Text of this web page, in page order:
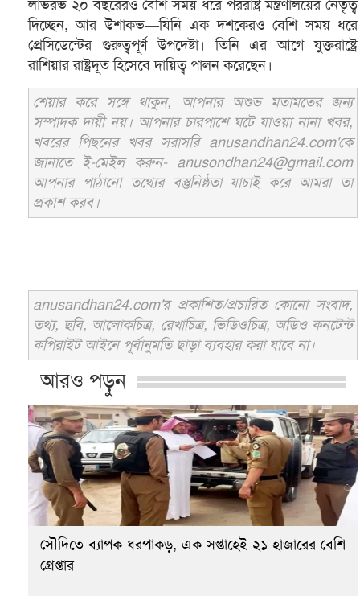
লাভরভ ২০ বছরেরও বেশি সময় ধরে পররাষ্ট্র মন্ত্রণালয়ের নেতৃত্ব
দিচ্ছেন, আর উশাকভ—যিনি এক দশকেরও বেশি সময় ধরে
প্রেসিডেন্টের গুরুত্বপূর্ণ উপদেষ্টা। ‍তিনি এর আগে যুক্তরাষ্ট্রে
রাশিয়ার রাষ্ট্রদূত হিসেবে দায়িত্ব পালন করেছেন।
শেয়ার করে সঙ্গে থাকুন, আপনার অশুভ মতামতের জন্য
সম্পাদক দায়ী নয়। আপনার চারপাশে ঘটে যাওয়া নানা খবর,
খবরের পিছনের খবর সরাসরি anusandhan24.com'কে
জানাতে ই-মেইল করুন- anusondhan24@gmail.com
আপনার পাঠানো তথ্যের বস্তুনিষ্ঠতা যাচাই করে আমরা তা
প্রকাশ করব।
anusandhan24.com'র প্রকাশিত/প্রচারিত কোনো সংবাদ,
তথ্য, ছবি, আলোকচিত্র, রেখাচিত্র, ভিডিওচিত্র, অডিও কনটেন্ট
কপিরাইট আইনে পূর্বানুমতি ছাড়া ব্যবহার করা যাবে না।
আরও পড়ুন
সৌদিতে ব্যাপক ধরপাকড়, এক সপ্তাহেই ২১ হাজারের বেশি
গ্রেপ্তার